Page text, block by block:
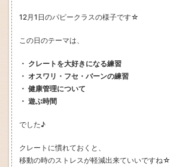
12月1日のパピークラスの様子です☆
この日のテーマは、
・ クレートを大好きになる練習
・ オスワリ・フセ・バーンの練習
・ 健康管理について
・ 遊ぶ時間
でした♪
クレートに慣れておくと、
移動の時のストレスが軽減出来ていいですね☆